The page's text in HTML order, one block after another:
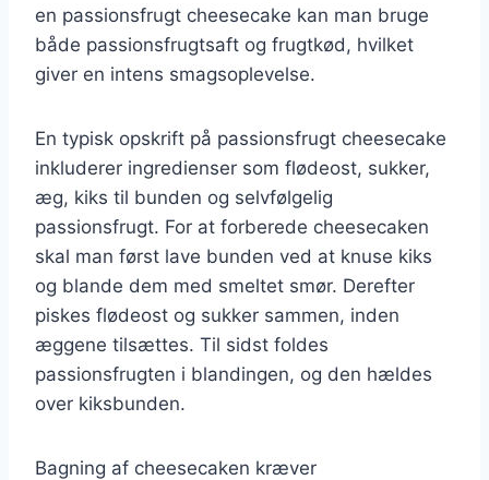
en passionsfrugt cheesecake kan man bruge
både passionsfrugtsaft og frugtkød, hvilket
giver en intens smagsoplevelse.
En typisk opskrift på passionsfrugt cheesecake
inkluderer ingredienser som flødeost, sukker,
æg, kiks til bunden og selvfølgelig
passionsfrugt. For at forberede cheesecaken
skal man først lave bunden ved at knuse kiks
og blande dem med smeltet smør. Derefter
piskes flødeost og sukker sammen, inden
æggene tilsættes. Til sidst foldes
passionsfrugten i blandingen, og den hældes
over kiksbunden.
Bagning af cheesecaken kræver